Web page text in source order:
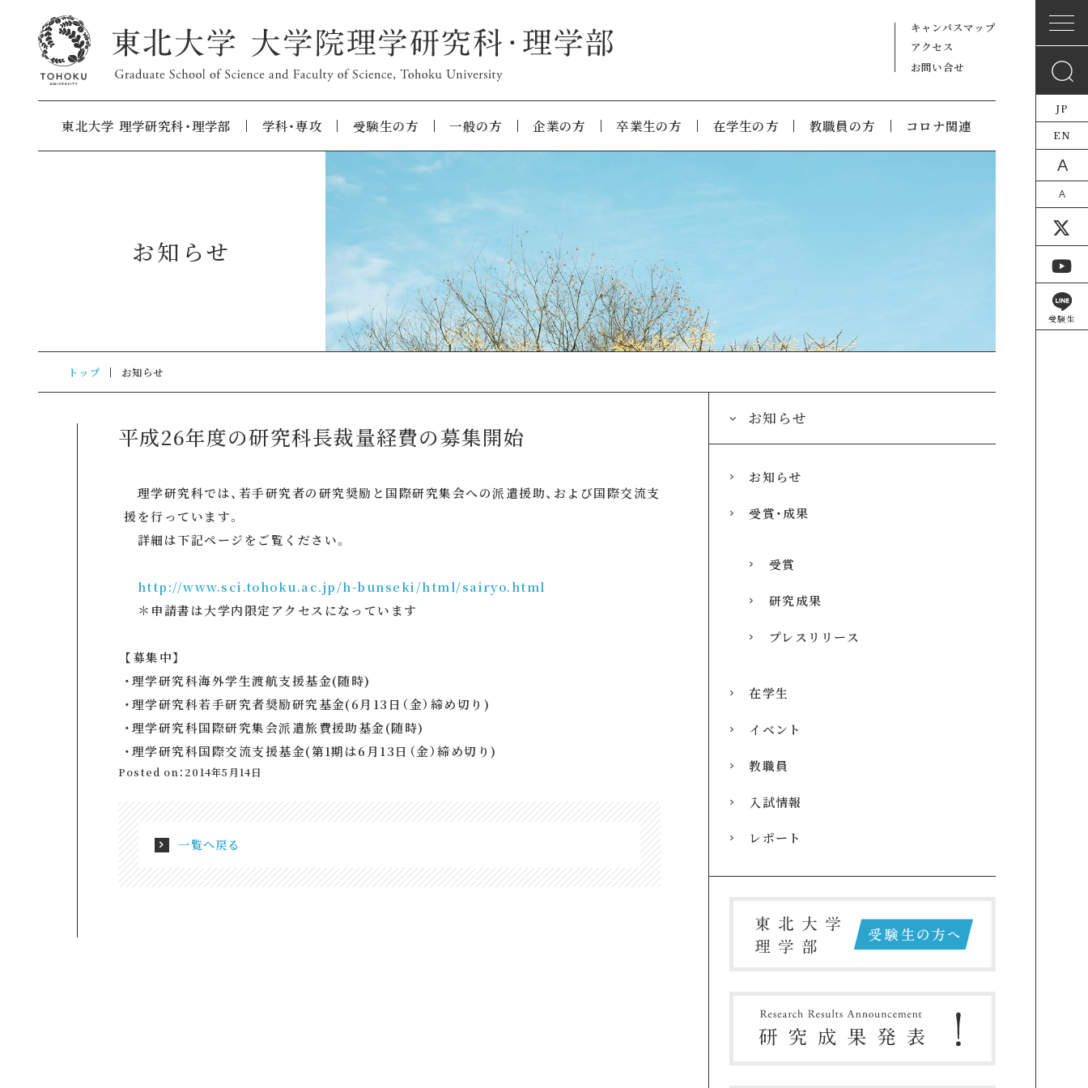
キャンパスマップ
アクセス
お問い合せ
東北大学 理学研究科・理学部 学科・専攻 受験生の方 一般の方 企業の方 卒業生の方 在学生の方 教職員の方 コロナ関連
お知らせ
トップ お知らせ
平成26年度の研究科長裁量経費の募集開始
理学研究科では、若手研究者の研究奨励と国際研究集会への派遣援助、および国際交流支
援を行っています。
詳細は下記ページをご覧ください。
http://www.sci.tohoku.ac.jp/h-bunseki/html/sairyo.html
＊申請書は大学内限定アクセスになっています
【募集中】
・理学研究科海外学生渡航支援基金(随時)
・理学研究科若手研究者奨励研究基金(6月13日（金）締め切り)
・理学研究科国際研究集会派遣旅費援助基金(随時)
・理学研究科国際交流支援基金(第1期は6月13日（金）締め切り)
Posted on：2014年5月14日
一覧へ戻る
お知らせ
お知らせ
受賞・成果
受賞
研究成果
プレスリリース
在学生
イベント
教職員
入試情報
レポート
JP
EN
A
A
受験生